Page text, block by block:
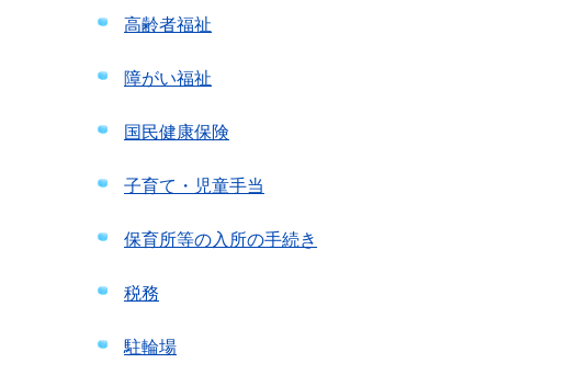
高齢者福祉
障がい福祉
国民健康保険
子育て・児童手当
保育所等の入所の手続き
税務
駐輪場